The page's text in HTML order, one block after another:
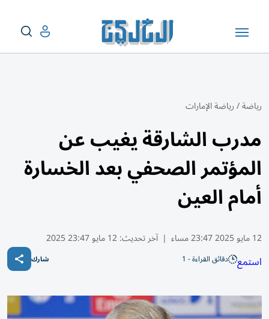
رياضة/رياضة الإمارات
مدرب الشارقة يغيب عن
المؤتمر الصحفي بعد الخسارة
أمام العين
12 مايو 2025 23:47 مساء | آخر تحديث:12 مايو 23:47 2025
استمع دقائق القراءة - 1 شارك